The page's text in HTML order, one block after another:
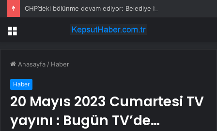
Menü
Anasayfa / Haber
Haber
20 Mayıs 2023 Cumartesi TV
yayını : Bugün TV’de…